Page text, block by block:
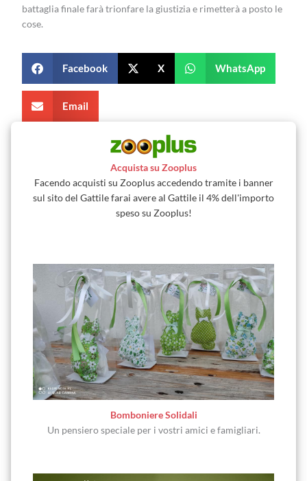
battaglia finale farà trionfare la giustizia e rimetterà a posto le
cose.
Facebook X WhatsApp
Email
Acquista su Zooplus
Facendo acquisti su Zooplus accedendo tramite i banner
sul sito del Gattile farai avere al Gattile il 4% dell'importo
speso su Zooplus!
Bomboniere Solidali
Un pensiero speciale per i vostri amici e famigliari.